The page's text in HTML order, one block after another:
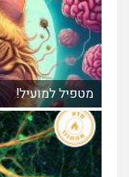
מטפיל למועיל!